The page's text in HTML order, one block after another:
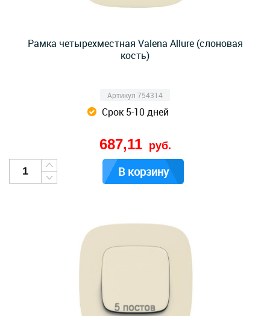
Рамка четырехместная Valena Allure (слоновая
кость)
Артикул 754314
Срок 5-10 дней
687,11 руб.
В корзину